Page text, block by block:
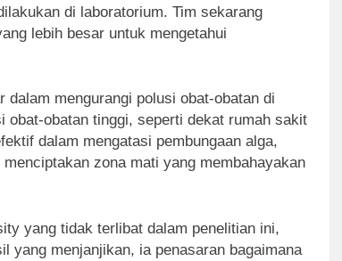
di laboratorium. Tim sekarang
lebih besar untuk mengetahui
mengurangi polusi obat-obatan di
obat-obatan tinggi, seperti dekat rumah sakit
dalam mengatasi pembungaan alga,
zona mati yang membahayakan
yang tidak terlibat dalam penelitian ini,
yang menjanjikan, ia penasaran bagaimana